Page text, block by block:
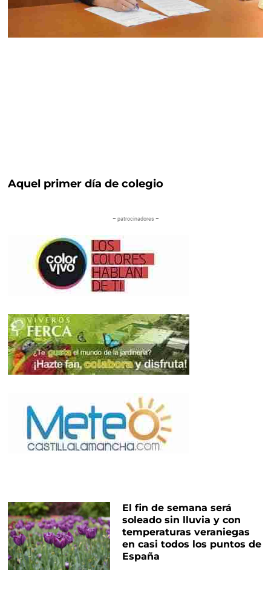
Aquel primer día de colegio
– patrocinadores –
El fin de semana será
soleado sin lluvia y con
temperaturas veraniegas
en casi todos los puntos de
España